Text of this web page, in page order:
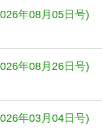
年08月05日号)
年08月26日号)
年03月04日号)